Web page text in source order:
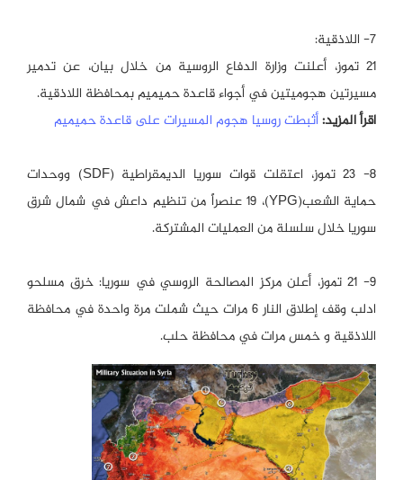
7- اللاذقية:
21 تموز، أعلنت وزارة الدفاع الروسية من خلال بيان، عن تدمير
مسيرتين هجوميتين في أجواء قاعدة حميميم بمحافظة اللاذقية.
اقرأ المزيد:أثبطت روسيا هجوم المسيرات على قاعدة حميميم
8- 23 تموز، اعتقلت قوات سوريا الديمقراطية (SDF) ووحدات
حماية الشعب(YPG)، 19 عنصراً من تنظيم داعش في شمال شرق
سوريا خلال سلسلة من العمليات المشتركة.
9- 21 تموز، أعلن مركز المصالحة الروسي في سوريا: خرق مسلحو
ادلب وقف إطلاق النار 6 مرات حيث شملت مرة واحدة في محافظة
اللاذقية و خمس مرات في محافظة حلب.